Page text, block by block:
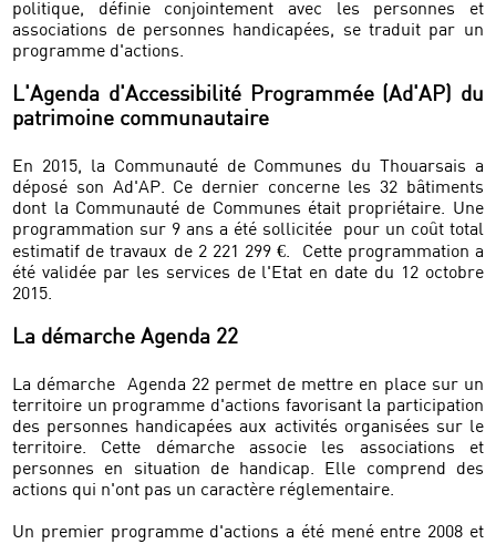
politique, définie conjointement avec les personnes et
associations de personnes handicapées, se traduit par un
programme d'actions.
L'Agenda d'Accessibilité Programmée (Ad'AP) du
patrimoine communautaire
En 2015, la Communauté de Communes du Thouarsais a
déposé son Ad'AP. Ce dernier concerne les 32 bâtiments
dont la Communauté de Communes était propriétaire. Une
programmation sur 9 ans a été sollicitée pour un coût total
estimatif de travaux de 2 221 299 €. Cette programmation a
été validée par les services de l'Etat en date du 12 octobre
2015.
La démarche Agenda 22
La démarche Agenda 22 permet de mettre en place sur un
territoire un programme d'actions favorisant la participation
des personnes handicapées aux activités organisées sur le
territoire. Cette démarche associe les associations et
personnes en situation de handicap. Elle comprend des
actions qui n'ont pas un caractère réglementaire.
Un premier programme d'actions a été mené entre 2008 et